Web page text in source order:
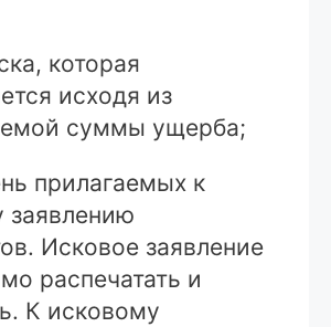
которая
исходя из
суммы ущерба;
прилагаемых к
заявлению
Исковое заявление
распечатать и
К исковому